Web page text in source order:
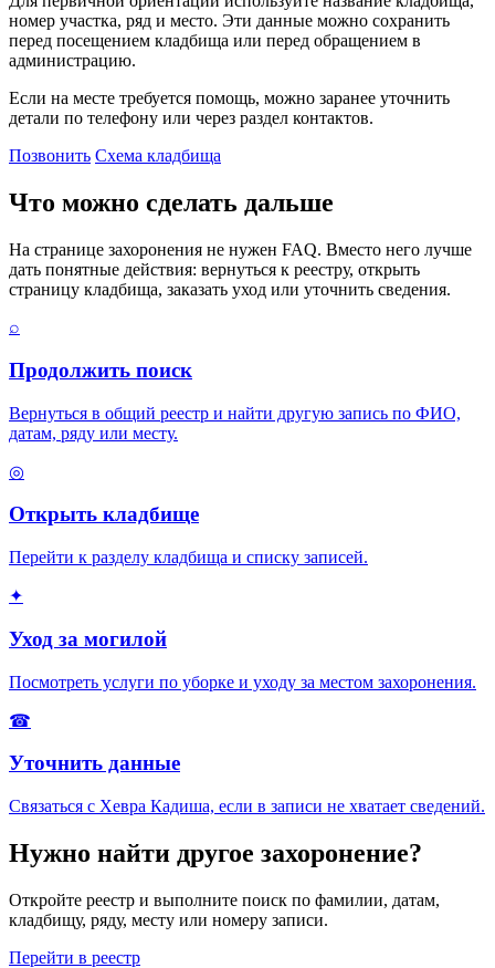
номер участка, ряд и место. Эти данные можно сохранить
перед посещением кладбища или перед обращением в
администрацию.
Если на месте требуется помощь, можно заранее уточнить
детали по телефону или через раздел контактов.
Позвонить Схема кладбища
Что можно сделать дальше
На странице захоронения не нужен FAQ. Вместо него лучше
дать понятные действия: вернуться к реестру, открыть
страницу кладбища, заказать уход или уточнить сведения.
⌕
Продолжить поиск
Вернуться в общий реестр и найти другую запись по ФИО,
датам, ряду или месту.
◎
Открыть кладбище
Перейти к разделу кладбища и списку записей.
✦
Уход за могилой
Посмотреть услуги по уборке и уходу за местом захоронения.
☎
Уточнить данные
Связаться с Хевра Кадиша, если в записи не хватает сведений.
Нужно найти другое захоронение?
Откройте реестр и выполните поиск по фамилии, датам,
кладбищу, ряду, месту или номеру записи.
Перейти в реестр